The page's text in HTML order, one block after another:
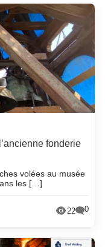
fonderie
volées au musée
les […]
22 0